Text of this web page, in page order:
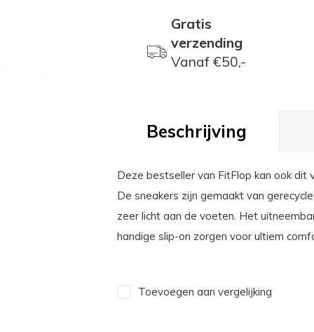
Gratis
verzending
Vanaf €50,-
Beschrijving
Deze bestseller van FitFlop kan ook dit
De sneakers zijn gemaakt van
zeer licht aan de voeten. Het
handige slip-on zorgen voor ultiem
Toevoegen aan vergelijking